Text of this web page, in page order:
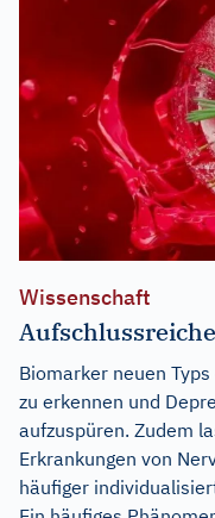
Wissenschaft
Biomarker neuen
zu erkennen und
aufzuspüren. Zudem
Erkrankungen von
häufiger